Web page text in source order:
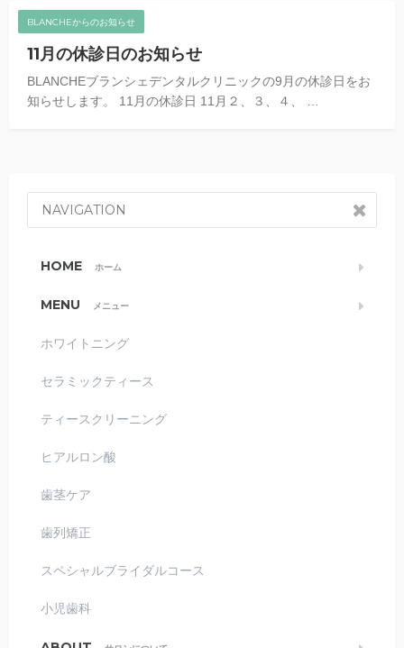
BLANCHEからのお知らせ
11月の休診日のお知らせ
BLANCHEブランシェデンタルクリニックの9月の休診日をお
知らせします。 11月の休診日 11月２、３、４、 …
NAVIGATION
HOME ホーム
MENU メニュー
ホワイトニング
セラミックティース
ティースクリーニング
ヒアルロン酸
歯茎ケア
歯列矯正
スペシャルブライダルコース
小児歯科